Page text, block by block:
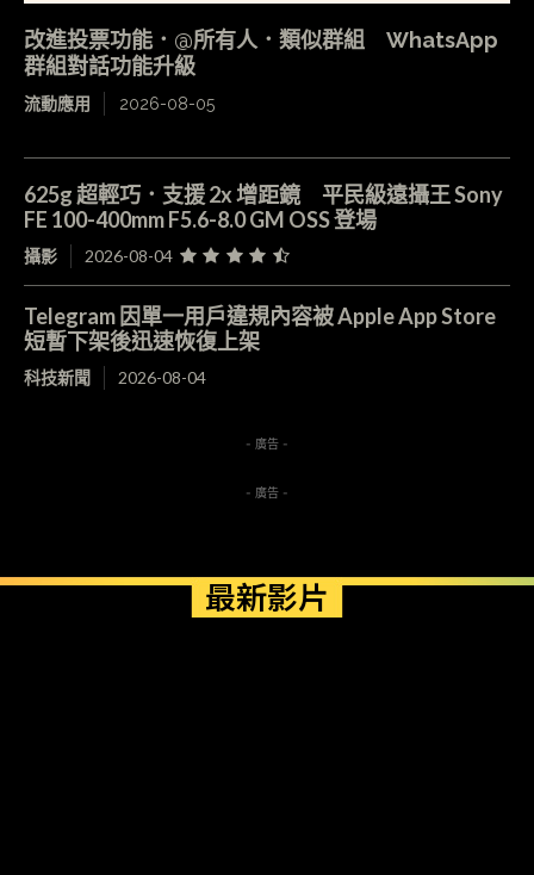
改進投票功能．@所有人．類似群組 WhatsApp
群組對話功能升級
流動應用 2026-08-05
625g 超輕巧．支援 2x 增距鏡 平民級遠攝王 Sony
FE 100-400mm F5.6-8.0 GM OSS 登場
攝影 2026-08-04
Telegram 因單一用戶違規內容被 Apple App Store
短暫下架後迅速恢復上架
科技新聞 2026-08-04
- 廣告 -
- 廣告 -
最新影片